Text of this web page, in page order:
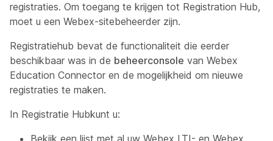
registraties. Om toegang te krijgen tot Registration Hub,
moet u een Webex-sitebeheerder zijn.
Registratiehub bevat de functionaliteit die eerder
beschikbaar was in de beheerconsole van Webex
Education Connector en de mogelijkheid om nieuwe
registraties te maken.
In Registratie Hubkunt u:
Bekijk een lijst met al uw Webex LTI- en Webex